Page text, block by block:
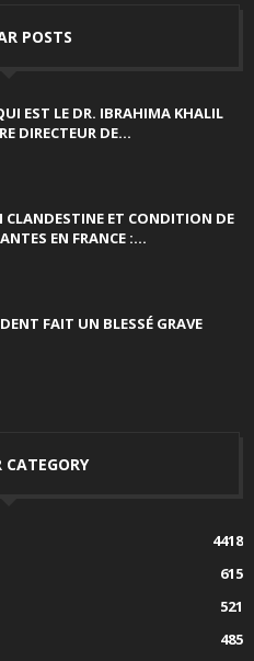
POSTS
EST LE DR. IBRAHIMA KHALIL
DIRECTEUR DE...
ET CONDITION DE
EN FRANCE :...
FAIT UN BLESSÉ GRAVE
CATEGORY
4418
615
521
485